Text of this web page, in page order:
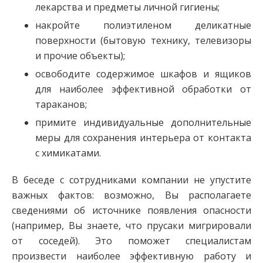
лекарства и предметы личной гигиены;
накройте полиэтиленом деликатные
поверхности (бытовую технику, телевизоры
и прочие объекты);
освободите содержимое шкафов и ящиков
для наиболее эффективной обработки от
тараканов;
примите индивидуальные дополнительные
меры для сохранения интерьера от контакта
с химикатами.
В беседе с сотрудниками компании не упустите
важных фактов: возможно, Вы располагаете
сведениями об источнике появления опасности
(например, Вы знаете, что прусаки мигрировали
от соседей). Это поможет специалистам
произвести наиболее эффективную работу и